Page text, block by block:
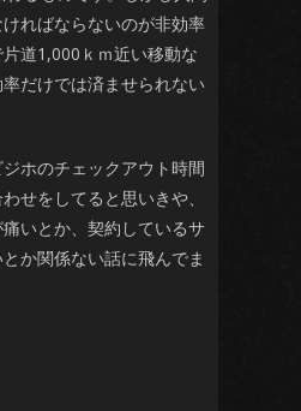
ればならないのが非効率
道1,000ｋｍ近い移動な
だけでは済ませられない
ホのチェックアウト時間
せをしてると思いきや、
いとか、契約しているサ
か関係ない話に飛んでま